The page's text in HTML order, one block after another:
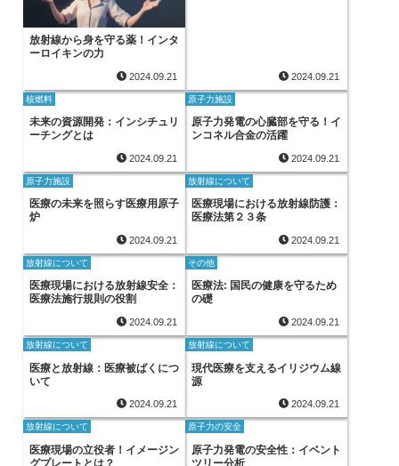
放射線から身を守る薬！インタ
ーロイキンの力
2024.09.21 2024.09.21
核燃料
未来の資源開発：インシチュリ
ーチングとは
2024.09.21
原子力施設
原子力発電の心臓部を守る！イ
ンコネル合金の活躍
2024.09.21
原子力施設
医療の未来を照らす医療用原子
炉
2024.09.21
放射線について
医療現場における放射線防護：
医療法第２３条
2024.09.21
放射線について
医療現場における放射線安全：
医療法施行規則の役割
2024.09.21
その他
医療法: 国民の健康を守るため
の礎
2024.09.21
放射線について
医療と放射線：医療被ばくにつ
いて
2024.09.21
放射線について
現代医療を支えるイリジウム線
源
2024.09.21
放射線について
医療現場の立役者！イメージン
グプレートとは？
原子力の安全
原子力発電の安全性：イベント
ツリー分析